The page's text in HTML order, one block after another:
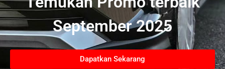
September 2025
Dapatkan Sekarang